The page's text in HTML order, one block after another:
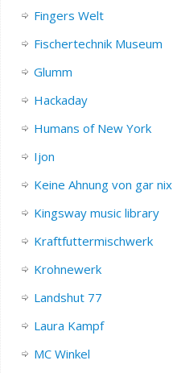
Fingers Welt
Fischertechnik Museum
Glumm
Hackaday
Humans of New York
Ijon
Keine Ahnung von gar nix
Kingsway music library
Kraftfuttermischwerk
Krohnewerk
Landshut 77
Laura Kampf
MC Winkel